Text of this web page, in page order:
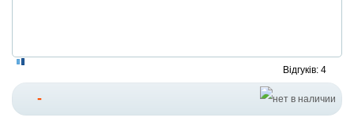
Відгуків: 4
-